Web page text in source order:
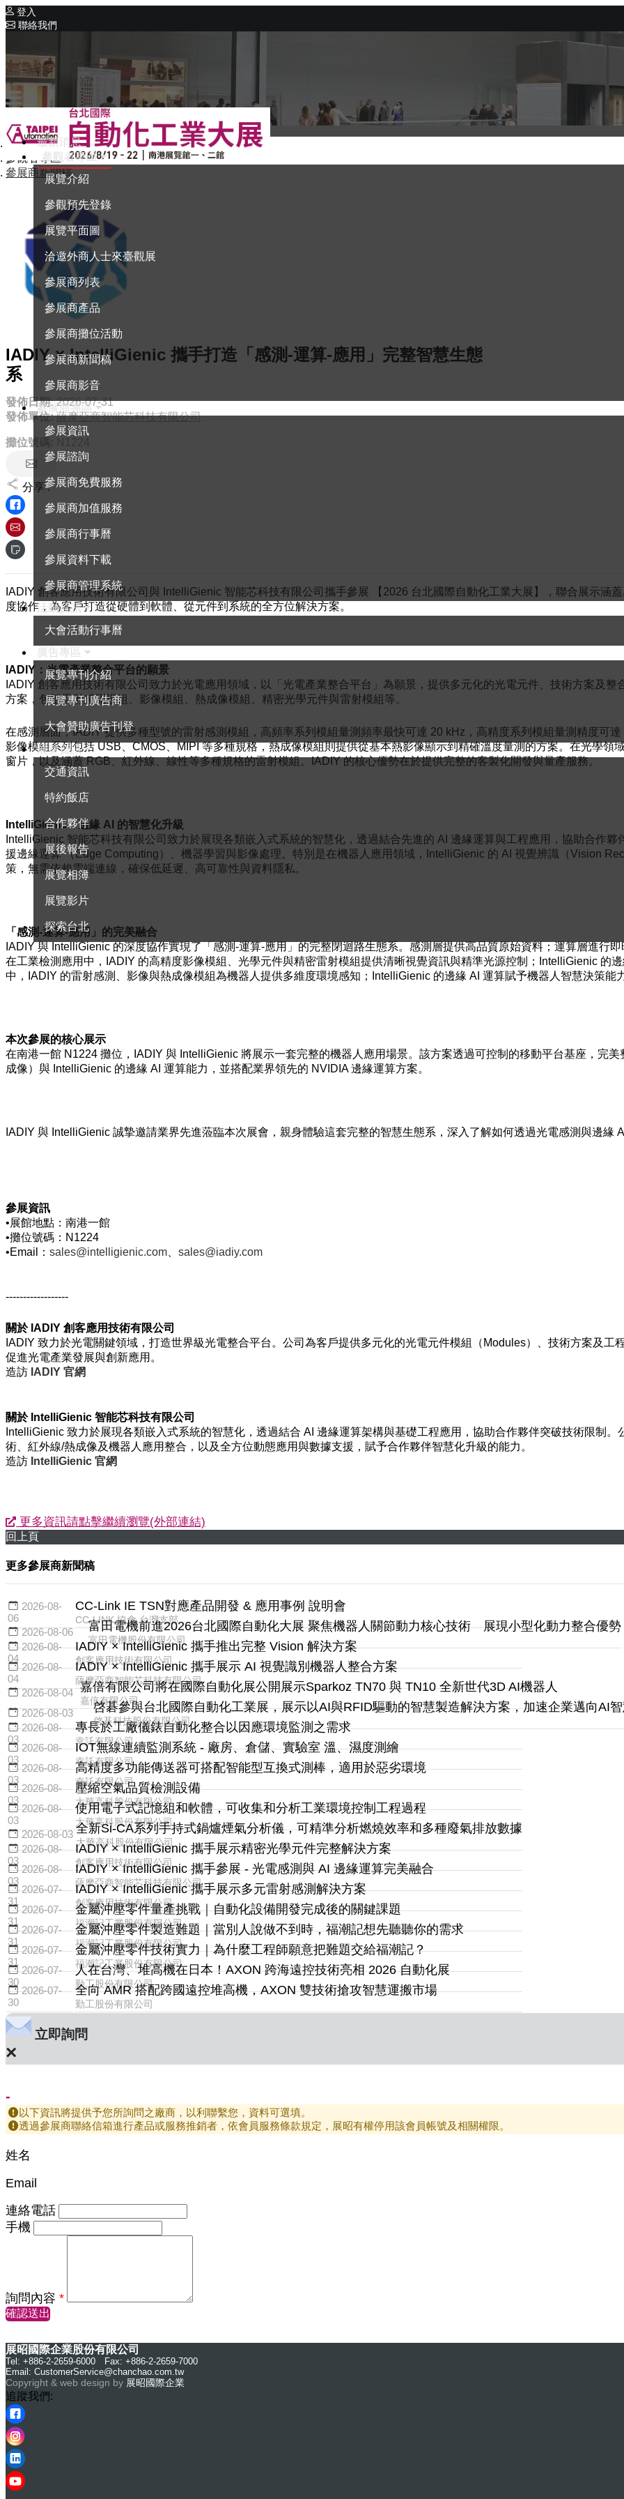
登入
聯絡我們
同期展覽
Intelligent Asia
系列展覽
Intelligent Asia Thailand
English
最新消息
參觀者專區
展覽介紹
參觀預先登錄
展覽平面圖
洽邀外商人士來臺觀展
參展商列表
參展商產品
參展商攤位活動
參展商新聞稿
參展商影音
參展商專區
參展資訊
參展諮詢
參展商免費服務
參展商加值服務
參展商行事曆
參展資料下載
參展商管理系統
活動資訊
大會活動行事曆
廣告專區
展覽專刊介紹
展覽專刊廣告商
大會贊助廣告刊登
展覽資訊
交通資訊
特約飯店
合作夥伴
展後報告
展覽相簿
展覽影片
探索台北
首頁
參觀者專區
參展商新聞稿
IADIY × IntelliGienic 攜手打造「感測-運算-應用」完整智慧生態
系
發佈日期:2026-07-31
發佈單位: 薩摩亞商智能芯科技有限公司
攤位號碼:
分享 :
IADIY 創客應用技術有限公司與 IntelliGienic 智能芯科技有限公司攜手參展 【2026 台北國際自動化工業大展】，聯合展示涵
度協作，為客戶打造從硬體到軟體、從元件到系統的全方位解決方案。
IADIY：光電產業整合平台的願景
IADIY 創客應用技術有限公司致力於光電應用領域，以「光電產業整合平台」為願景，提供多元化的光電元件、技術方案及
方案，包括雷射感測模組、影像模組、熱成像模組、精密光學元件與雷射模組等。
在感測層面，IADIY 提供多種型號的雷射感測模組，高頻率系列模組量測頻率最快可達 20 kHz，高精度系列模組量測精度可
影像模組系列包括 USB、CMOS、MIPI 等多種規格，熱成像模組則提供從基本熱影像顯示到精確溫度量測的方案。在光學領
窗片，以及涵蓋 RGB、紅外線、線性等多種規格的雷射模組。IADIY 的核心優勢在於提供完整的客製化開發與量產服務。
IntelliGienic：邊緣 AI 的智慧化升級
IntelliGienic 智能芯科技有限公司致力於展現各類嵌入式系統的智慧化，透過結合先進的 AI 邊緣運算與工程應用，協助合作
援邊緣運算 （Edge Computing）、機器學習與影像處理。特別是在機器人應用領域，IntelliGienic 的 AI 視覺辨識（Vision
策，無需依賴雲端連線，確保低延遲、高可靠性與資料隱私。
「感測-運算-應用」的完美融合
IADIY 與 IntelliGienic 的深度協作實現了「感測-運算-應用」的完整閉迴路生態系。感測層提供高品質原始資料；運算層進行
在工業檢測應用中，IADIY 的高精度影像模組、光學元件與精密雷射模組提供清晰視覺資訊與精準光源控制；IntelliGienic 的
中，IADIY 的雷射感測、影像與熱成像模組為機器人提供多維度環境感知；IntelliGienic 的邊緣 AI 運算賦予機器人智慧決策能
本次參展的核心展示
在南港一館 N1224 攤位，IADIY 與 IntelliGienic 將展示一套完整的機器人應用場景。該方案透過可控制的移動平台基座，完
成像）與 IntelliGienic 的邊緣 AI 運算能力，並搭配業界領先的 NVIDIA 邊緣運算方案。
IADIY 與 IntelliGienic 誠摯邀請業界先進蒞臨本次展會，親身體驗這套完整的智慧生態系，深入了解如何透過光電感測與邊緣
參展資訊
•展館地點：南港一館
•攤位號碼：N1224
•Email： sales@intelligienic.com sales@iadiy.com
------------------
關於 IADIY 創客應用技術有限公司
IADIY 致力於光電關鍵領域，打造世界級光電整合平台。公司為客戶提供多元化的光電元件模組（Modules）、技術方案及
促進光電產業發展與創新應用。
造訪 IADIY 官網
關於 IntelliGienic 智能芯科技有限公司
IntelliGienic 致力於展現各類嵌入式系統的智慧化，透過結合 AI 邊緣運算架構與基礎工程應用，協助合作夥伴突破技術限制
術、紅外線/熱成像及機器人應用整合，以及全方位動態應用與數據支援，賦予合作夥伴智慧化升級的能力。
造訪 IntelliGienic 官網
更多資訊請點擊繼續瀏覽(外部連結)
回上頁
更多參展商新聞稿
2026-08-
06
CC-Link IE TSN對應產品開發 & 應用事例 說明會
CC-LINK 協會 台灣支部
2026-08-06 富田電機前進2026台北國際自動化大展 聚焦機器人關節動力核心技術 展現小型化動力整合優勢
富田電機股份有限公司
2026-08-
04
IADIY × IntelliGienic 攜手推出完整 Vision 解決方案
創客應用技術有限公司
2026-08-
04
IADIY × IntelliGienic 攜手展示 AI 視覺識別機器人整合方案
薩摩亞商智能芯科技有限公司
2026-08-04 嘉倍有限公司將在國際自動化展公開展示Sparkoz TN70 與 TN10 全新世代3D AI機器人
嘉倍有限公司
2026-08-03 啓碁參與台北國際自動化工業展，展示以AI與RFID驅動的智慧製造解決方案，加速企業邁向AI
啓碁科技股份有限公司
2026-08-
03
專長於工廠儀錶自動化整合以因應環境監測之需求
幸託有限公司
2026-08-
03
IOT無線連續監測系統 - 廠房、倉儲、實驗室 溫、濕度測繪
幸託有限公司
2026-08-
03
高精度多功能傳送器可搭配智能型互換式測棒，適用於惡劣環境
幸託有限公司
2026-08-
03
壓縮空氣品質檢測設備
大華高科股份有限公司
2026-08-
03
使用電子式記憶組和軟體，可收集和分析工業環境控制工程過程
大華高科股份有限公司
2026-08-03 全新Si-CA系列手持式鍋爐煙氣分析儀，可精準分析燃燒效率和多種廢氣排放數據
大華高科股份有限公司
2026-08-
03
IADIY × IntelliGienic 攜手展示精密光學元件完整解決方案
創客應用技術有限公司
2026-08-
03
IADIY × IntelliGienic 攜手參展 - 光電感測與 AI 邊緣運算完美融合
薩摩亞商智能芯科技有限公司
2026-07-
31
IADIY × IntelliGienic 攜手展示多元雷射感測解決方案
創客應用技術有限公司
2026-07-
31
金屬沖壓零件量產挑戰｜自動化設備開發完成後的關鍵課題
福潮記工業股份有限公司
2026-07-
31
金屬沖壓零件製造難題｜當別人說做不到時，福潮記想先聽聽你的需求
福潮記工業股份有限公司
2026-07-
31
金屬沖壓零件技術實力｜為什麼工程師願意把難題交給福潮記？
福潮記工業股份有限公司
2026-07-
30
人在台灣、堆高機在日本！AXON 跨海遠控技術亮相 2026 自動化展
勤工股份有限公司
2026-07-
30
全向 AMR 搭配跨國遠控堆高機，AXON 雙技術搶攻智慧運搬市場
勤工股份有限公司
立即詢問
×
-
以下資訊將提供予您所詢問之廠商，以利聯繫您，資料可選填。
透過參展商聯絡信箱進行產品或服務推銷者，依會員服務條款規定，展昭有權停用該會員帳號及相關權限。
姓名
Email
連絡電話
手機
詢問內容 *
確認送出
展昭國際企業股份有限公司
Tel: +886-2-2659-6000 Fax: +886-2-2659-7000
Email: CustomerService@chanchao.com.tw
Copyright & web design by 展昭國際企業
追蹤我們: